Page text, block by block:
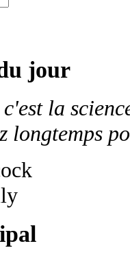
jour
la
longtemps